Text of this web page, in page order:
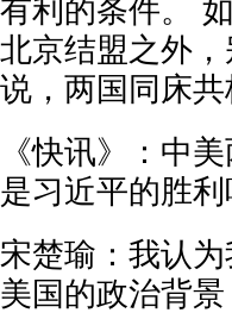
有利的条件。
北京结盟之外
说，两国同床
《快讯》：中
是习近平的胜利
宋楚瑜：我认
美国的政治背